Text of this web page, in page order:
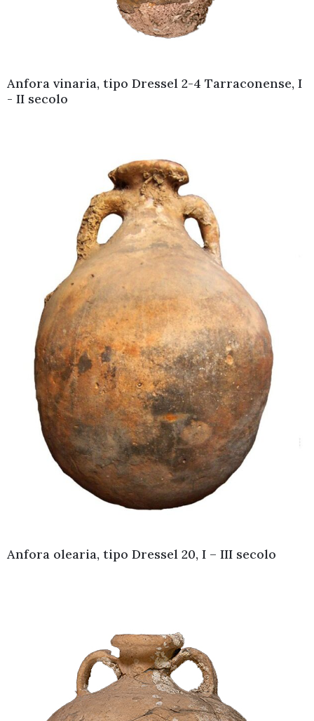
Anfora vinaria, tipo Dressel 2-4 Tarraconense, I
- II secolo
Anfora olearia, tipo Dressel 20, I – III secolo